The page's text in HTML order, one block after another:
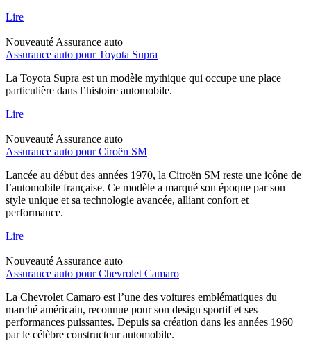
Lire
Nouveauté Assurance auto
Assurance auto pour Toyota Supra
La Toyota Supra est un modèle mythique qui occupe une place
particulière dans l’histoire automobile.
Lire
Nouveauté Assurance auto
Assurance auto pour Ciroën SM
Lancée au début des années 1970, la Citroën SM reste une icône de
l’automobile française. Ce modèle a marqué son époque par son
style unique et sa technologie avancée, alliant confort et
performance.
Lire
Nouveauté Assurance auto
Assurance auto pour Chevrolet Camaro
La Chevrolet Camaro est l’une des voitures emblématiques du
marché américain, reconnue pour son design sportif et ses
performances puissantes. Depuis sa création dans les années 1960
par le célèbre constructeur automobile.